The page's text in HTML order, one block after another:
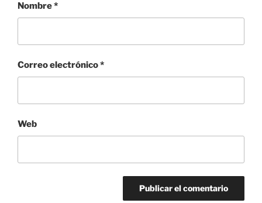
Nombre*
Correo electrónico*
Web